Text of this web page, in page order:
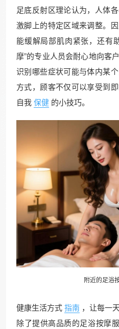
足底反射区理论认为，人体
激脚上的特定区域来调整。
能缓解局部肌肉紧张，还有
摩”的专业人员会耐心地向客
识别哪些症状可能与体内某
方式，顾客不仅可以享受到
自我保健 的小技巧。
附近的足浴
健康生活方式指南 ，让每一
除了提供高品质的足浴按摩